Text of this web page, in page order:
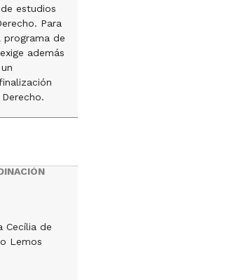
estudios
Para
programa de
además
Cecília de
Lemos